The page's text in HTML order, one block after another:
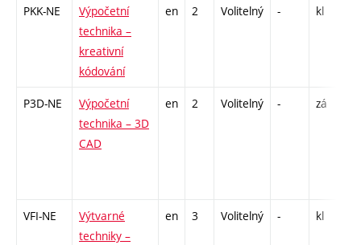
PKK-NE
Výpočetní
technika –
kreativní
kódování
en 2 Volitelný - kl
P3D-NE
Výpočetní
technika – 3D
CAD
en 2 Volitelný - zá
VFI-NE
Výtvarné
techniky –
en 3 Volitelný - kl